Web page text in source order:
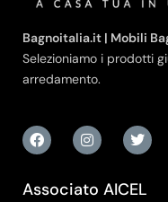
Bagnoitalia.it | Mobili
Selezioniamo i prodotti
arredamento.
Associato AICEL